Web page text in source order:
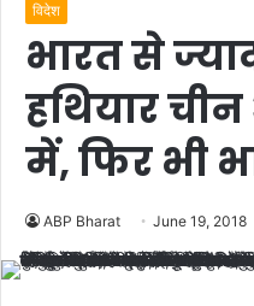
विदेश
भारत से
हथियार
में, फिर भी
ABP Bharat June 19, 2018